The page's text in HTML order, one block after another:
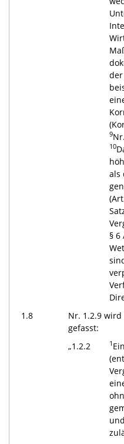
9
10
als
§ 6
1.8
Nr. 1.2.9
gefasst:
„1.2.2
1